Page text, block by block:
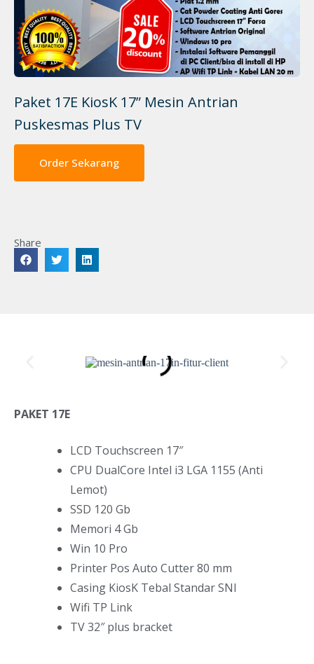
Paket 17E KiosK 17” Mesin Antrian
Puskesmas Plus TV
Order Sekarang
Share
PAKET 17E
LCD Touchscreen 17″
CPU DualCore Intel i3 LGA 1155 (Anti
Lemot)
SSD 120 Gb
Memori 4 Gb
Win 10 Pro
Printer Pos Auto Cutter 80 mm
Casing KiosK Tebal Standar SNI
Wifi TP Link
TV 32″ plus bracket